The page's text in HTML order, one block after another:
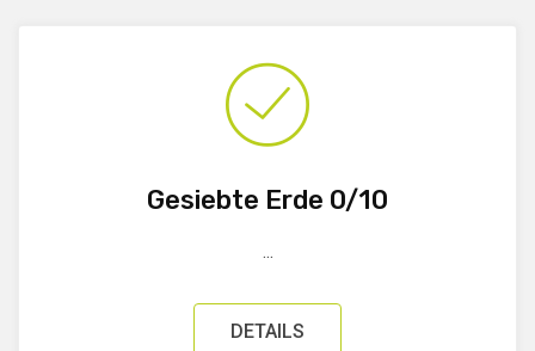
Gesiebte Erde 0/10
...
DETAILS